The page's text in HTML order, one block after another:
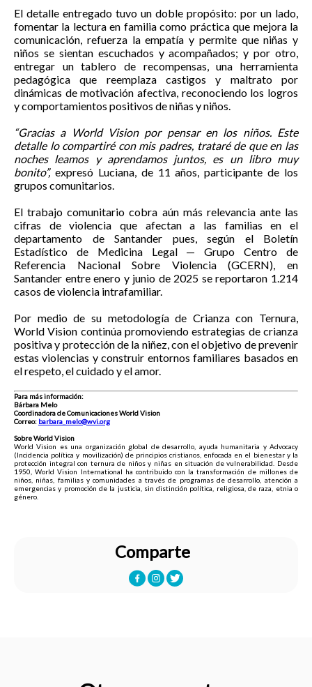
El detalle entregado tuvo un doble propósito: por un lado,
fomentar la lectura en familia como práctica que mejora la
comunicación, refuerza la empatía y permite que niñas y
niños se sientan escuchados y acompañados; y por otro,
entregar un tablero de recompensas, una herramienta
pedagógica que reemplaza castigos y maltrato por
dinámicas de motivación afectiva, reconociendo los logros
y comportamientos positivos de niñas y niños.
“Gracias a World Vision por pensar en los niños. Este
detalle lo compartiré con mis padres, trataré de que en las
noches leamos y aprendamos juntos, es un libro muy
bonito”,expresó Luciana, de 11 años, participante de los
grupos comunitarios.
El trabajo comunitario cobra aún más relevancia ante las
cifras de violencia que afectan a las familias en el
departamento de Santander pues, según el Boletín
Estadístico de Medicina Legal — Grupo Centro de
Referencia Nacional Sobre Violencia (GCERN), en
Santander entre enero y junio de 2025 se reportaron 1.214
casos de violencia intrafamiliar.
Por medio de su metodología de Crianza con Ternura,
World Vision continúa promoviendo estrategias de crianza
positiva y protección de la niñez, con el objetivo de prevenir
estas violencias y construir entornos familiares basados en
el respeto, el cuidado y el amor.
Para más información:
Bárbara Melo
Coordinadora de Comunicaciones World Vision
Correo: barbara_melo@wvi.org
Sobre World Vision
World Vision es una organización global de desarrollo, ayuda humanitaria y Advocacy
(Incidencia política y movilización) de principios cristianos, enfocada en el bienestar y la
protección integral con ternura de niños y niñas en situación de vulnerabilidad. Desde
1950, World Vision International ha contribuido con la transformación de millones de
niños, niñas, familias y comunidades a través de programas de desarrollo, atención a
emergencias y promoción de la justicia, sin distinción política, religiosa, de raza, etnia o
género.
Comparte